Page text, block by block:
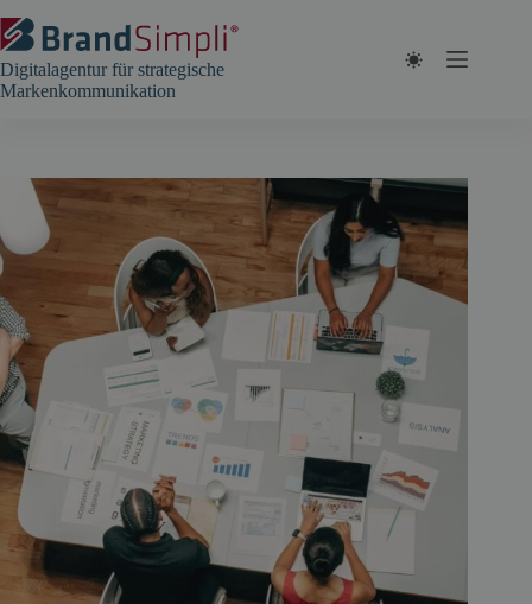
Inhalt
springen
Digitalagentur für strategische
Markenkommunikation